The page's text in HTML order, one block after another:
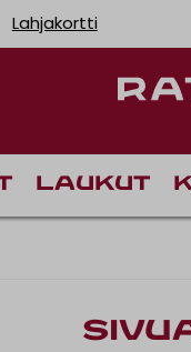
Lahjakortti
Laukut